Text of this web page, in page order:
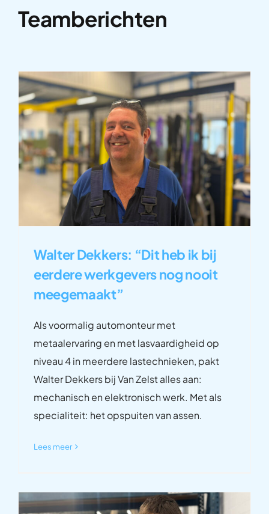
Teamberichten
Walter Dekkers: “Dit heb ik bij
eerdere werkgevers nog nooit
meegemaakt”
Als voormalig automonteur met
metaalervaring en met lasvaardigheid op
niveau 4 in meerdere lastechnieken, pakt
Walter Dekkers bij Van Zelst alles aan:
mechanisch en elektronisch werk. Met als
specialiteit: het opspuiten van assen.
Lees meer